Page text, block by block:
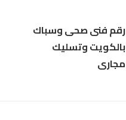
رقم فنى صحى وسباك
بالكويت وتسليك
مجارى